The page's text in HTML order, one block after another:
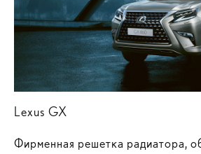
Lexus GX
Фирменная решетка радиатора,